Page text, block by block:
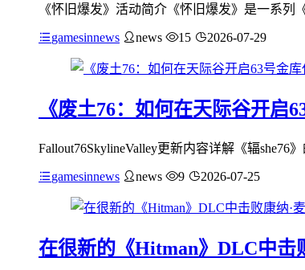
《怀旧爆发》活动简介《怀旧爆发》是一系
gamesinnews news 15 2026-07-29
《废土76：如何在天际谷开启
Fallout76SkylineValley更新内容详解《辐
gamesinnews news 9 2026-07-25
在很新的《Hitman》DLC中击